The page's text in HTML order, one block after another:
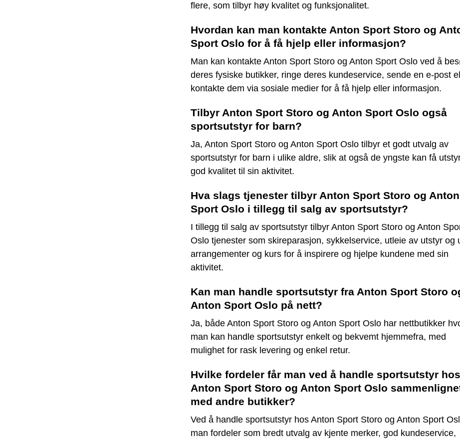
flere, som tilbyr høy kvalitet og funksjonalitet.
Hvordan kan man kontakte Anton Sport Storo og
Sport Oslo for å få hjelp eller informasjon?
Man kan kontakte Anton Sport Storo og Anton Sport Oslo ved å
deres fysiske butikker, ringe deres kundeservice, sende en e-post
kontakte dem via sosiale medier for å få hjelp eller informasjon.
Tilbyr Anton Sport Storo og Anton Sport Oslo også
sportsutstyr for barn?
Ja, Anton Sport Storo og Anton Sport Oslo tilbyr et godt utvalg av
sportsutstyr for barn i ulike aldre, slik at også de yngste kan få
god kvalitet til sin aktivitet.
Hva slags tjenester tilbyr Anton Sport Storo og Anton
Sport Oslo i tillegg til salg av sportsutstyr?
I tillegg til salg av sportsutstyr tilbyr Anton Sport Storo og Anton
Oslo tjenester som skireparasjon, sykkelservice, utleie av utstyr og
arrangementer og kurs for å inspirere og hjelpe kundene med sin
aktivitet.
Kan man handle sportsutstyr fra Anton Sport Storo
Anton Sport Oslo på nett?
Ja, både Anton Sport Storo og Anton Sport Oslo har nettbutikker
man kan handle sportsutstyr enkelt og bekvemt hjemmefra, med
mulighet for rask levering og enkel retur.
Hvilke fordeler får man ved å handle sportsutstyr hos
Anton Sport Storo og Anton Sport Oslo
med andre butikker?
Ved å handle sportsutstyr hos Anton Sport Storo og Anton Sport
man fordeler som bredt utvalg av kjente merker, god kundeservice,